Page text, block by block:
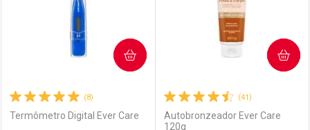
(8)
Termômetro Digital Ever Care
COMPRAR
(41)
Autobronzeador Ever Care
120g
COMPRAR